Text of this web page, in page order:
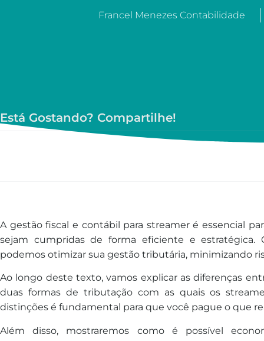
Francel Menezes Contabilidade
Está Gostando? Compartilhe!
A gestão fiscal e contábil para streamer é essencial
sejam cumpridas de forma eficiente e estratégica.
podemos otimizar sua gestão tributária, minimizando
Ao longo deste texto, vamos explicar as diferenças
duas formas de tributação com as quais os
distinções é fundamental para que você pague o que
Além disso, mostraremos como é possível